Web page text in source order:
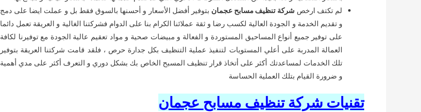
لم تكتف ارخص شركة تنظيف مسابح عجمان بتوفير أفضل الأسعار و أحسنها بالسوق فقط بل و عملت ايضا على دمج
و تقديم الخدمة و الجودة العالية لكسب رضا و ثقة عملائنا الكرام بنا على الدوام فشركتنا الغالية و العريقة تعمل دائما
على توفير جميع أنواع المساحيق المستوردة و الفعالة و مبيضات صحية و مواد تعقيم عالية الجودة مع توفيرنا لكافة
العمالة المدربة على أعلي المستويات لتنفيذ عملية التنظيف بكل جدارة حرص ، فلقد قامت شركتنا العريقة بتوفير
تلك الخدمات لمساعدتك أكثر على أتخاذ قرار تنظيف المسبح الخاص بك بشكل دوري و التعرف أكثر على مدي أهمية
و ضرورة القيام بتلك العملية الحساسة
تقنيات شركة تنظيف مسابح عجمان